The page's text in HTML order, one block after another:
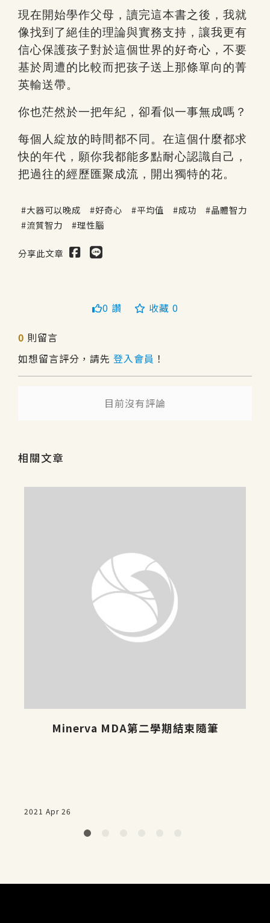
現在開始學作父母，讀完這本書之後，我就
像找到了絕佳的理論與實務支持，讓我更有
信心保護孩子對於這個世界的好奇心，不要
基於周遭的比較而把孩子送上那條單向的菁
英輸送帶。
你也茫然於一把年紀，卻看似一事無成嗎？
每個人綻放的時間都不同。在這個什麼都求
快的年代，願你我都能多點耐心認識自己，
把過往的經歷匯聚成流，開出獨特的花。
大器可以晚成 好奇心 平均值 成功
晶體智力
流質智力
理性腦
分享此文章
0 讚 收藏 0
0 則留言
如想留言評分，請先 登入會員 ！
目前沒有評論
相關文章
Minerva MDA第二學期結束隨筆
2021 Apr 26